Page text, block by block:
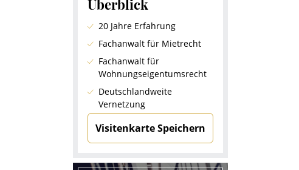
Überblick
20 Jahre Erfahrung
Fachanwalt für Mietrecht
Fachanwalt für
Wohnungseigentumsrecht
Deutschlandweite
Vernetzung
Visitenkarte Speichern